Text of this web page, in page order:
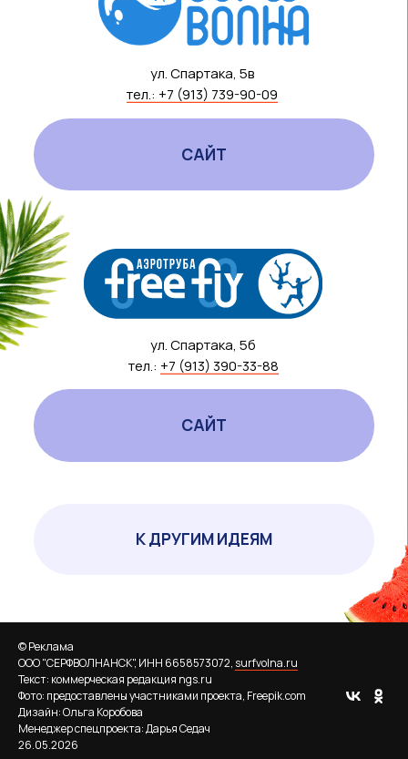
© Реклама
ООО "СЕРФВОЛНАНСК", ИНН 6658573072, surfvolna.ru
Текст: коммерческая редакция ngs.ru
Фото: предоставлены участниками проекта, Freepik.com
Дизайн: Ольга Коробова
Менеджер спецпроекта: Дарья Седач
26.05.2026